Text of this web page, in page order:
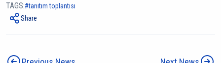
TAGS: tanıtım toplantısı
Share